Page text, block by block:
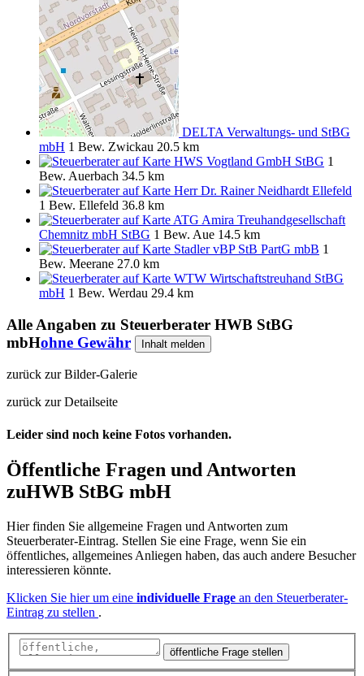
DELTA Verwaltungs- und StBG
mbH 1 Bew. Zwickau 20.5 km
HWS Vogtland GmbH StBG 1
Bew. Auerbach 34.5 km
Herr Dr. Rainer Neidhardt Ellefeld
1 Bew. Ellefeld 36.8 km
ATG Amira Treuhandgesellschaft
Chemnitz mbH StBG 1 Bew. Aue 14.5 km
Stadler vBP StB PartG mbB 1
Bew. Meerane 27.0 km
WTW Wirtschaftstreuhand StBG
mbH 1 Bew. Werdau 29.4 km
Alle Angaben zu Steuerberater HWB StBG
mbHohne Gewähr Inhalt melden
zurück zur Bilder-Galerie
zurück zur Detailseite
Leider sind noch keine Fotos vorhanden.
Öffentliche Fragen und Antworten
zuHWB StBG mbH
Hier finden Sie allgemeine Fragen und Antworten zum
Steuerberater-Eintrag. Stellen Sie eine Frage, wenn Sie ein
öffentliches, allgemeines Anliegen haben, das auch andere Besucher
interessieren könnte.
Klicken Sie hier um eine individuelle Frage an den Steuerberater-
Eintrag zu stellen .
öffentliche Frage stellen